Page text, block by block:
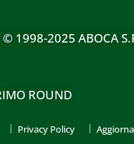
© 1998-2025 ABOCA
ROUND
Privacy Policy